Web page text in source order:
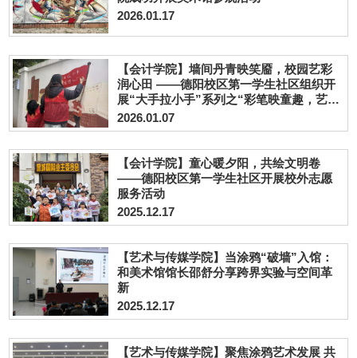
2026.01.17
【会计学院】墙间丹青映笑靥，校园艺彩
润心田 ——德阳校区第一学生社区组织开
展“大手拉小手”系列之“彩笔映童趣，艺暖
鄢小墙”墙绘公益活动
2026.01.07
【会计学院】童心暖夕阳，共绘文明卷
——德阳校区第一学生社区开展校外志愿
服务活动
2025.12.17
【艺术与传媒学院】当涂鸦“破墙”入馆：
和美术馆馆长邵舒分享跨界实验与空间革
新
2025.12.17
【艺术与传媒学院】聚焦涂鸦艺术发展 共